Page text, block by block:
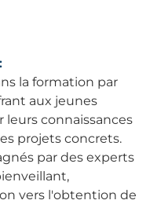
la formation par
aux jeunes
connaissances
projets concrets.
par des experts
vers l'obtention de